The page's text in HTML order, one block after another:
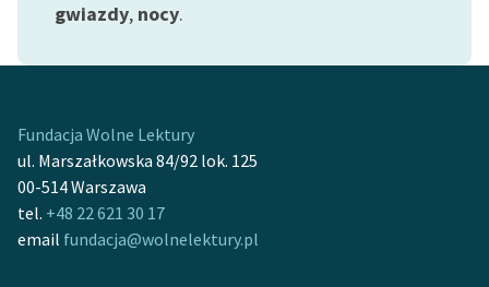
Feministyczne inspiracje.
Popularyzacja
Ręce pełne poezji
Kolekcje edukacyjne
twórców przechodzących
do domeny publicznej,
gwiazdy, nocy.
Fundacja Wolne Lektury
ul. Marszałkowska 84/92 lok. 125
00-514 Warszawa
tel. +48 22 621 30 17
email fundacja@wolnelektury.pl